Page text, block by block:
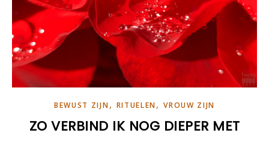
BEWUST ZIJN, RITUELEN,VROUW ZIJN
ZO VERBIND IK NOG DIEPER MET